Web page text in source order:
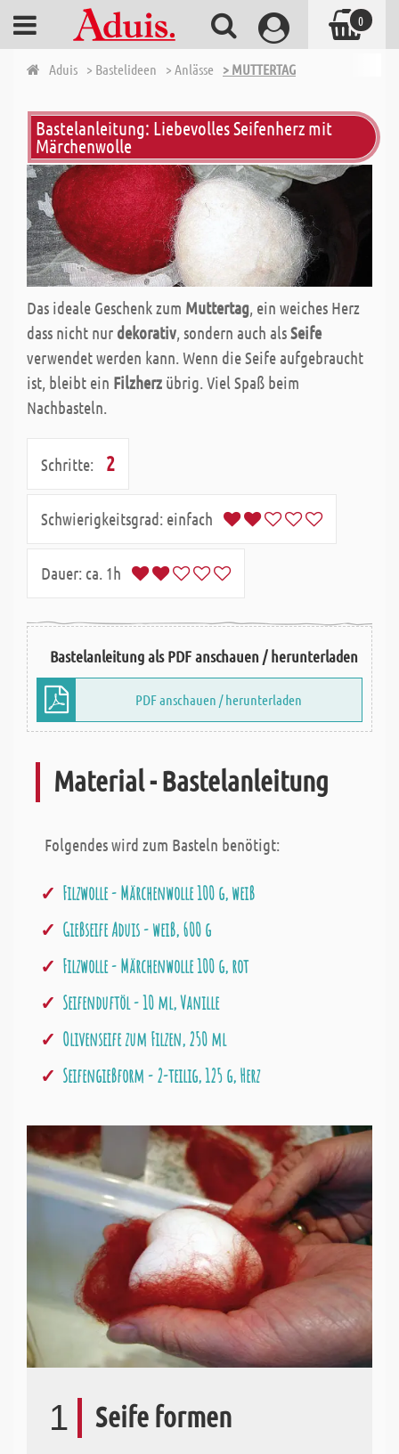
Aduis > Bastelideen > Anlässe > MUTTERTAG
Bastelanleitung: Liebevolles Seifenherz mit
Märchenwolle
Das ideale Geschenk zum Muttertag, ein weiches Herz
dass nicht nur dekorativ, sondern auch alsSeife
verwendet werden kann. Wenn die Seife aufgebraucht
ist, bleibt ein Filzherz übrig. Viel Spaß beim
Nachbasteln.
Schritte: 2
Schwierigkeitsgrad: einfach
Dauer: ca. 1h
Bastelanleitung als PDF anschauen / herunterladen
PDF anschauen / herunterladen
Material - Bastelanleitung
Folgendes wird zum Basteln benötigt:
Filzwolle - Märchenwolle 100 g, weiß
Gießseife Aduis - weiß, 600 g
Filzwolle - Märchenwolle 100 g, rot
Seifenduftöl - 10 ml, Vanille
Olivenseife zum Filzen, 250 ml
Seifengießform - 2-teilig, 125 g, Herz
1 Seife formen
0